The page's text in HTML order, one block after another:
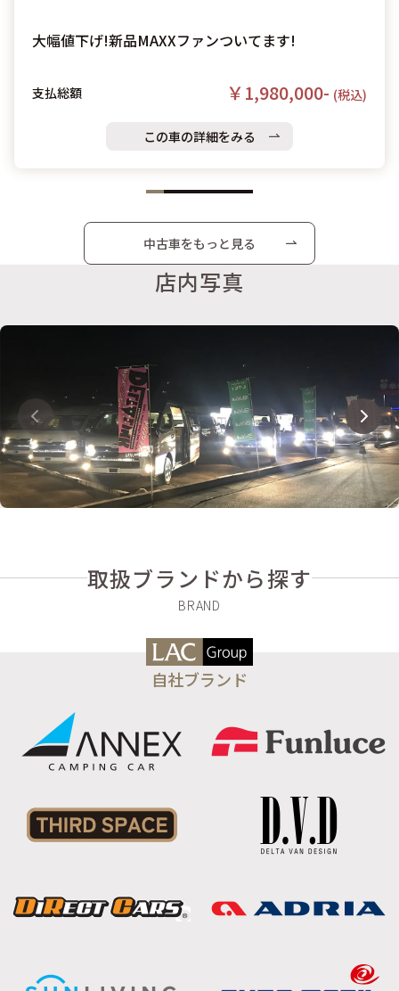
大幅値下げ!新品MAXXファンついてます!
支払総額 ￥1,980,000- (税込)
この車の詳細をみる
中古車をもっと見る
店内写真
取扱ブランドから探す
自社ブランド